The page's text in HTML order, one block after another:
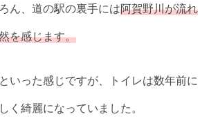
ん、道の駅の裏手には阿賀野川が流れ
を感じます。
いった感じですが、トイレは数年前に
く綺麗になっていました。